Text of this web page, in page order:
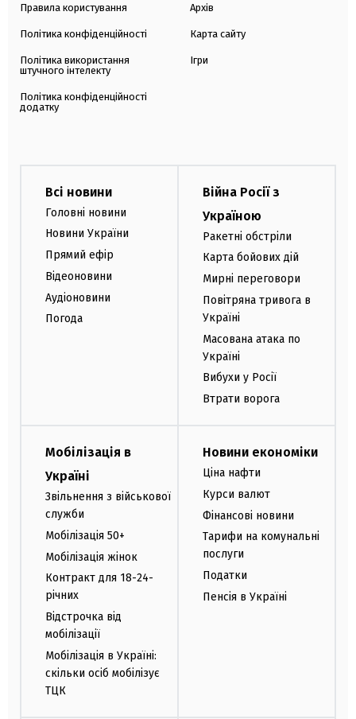
Правила користування
Політика конфіденційності
Політика використання
штучного інтелекту
Політика конфіденційності
додатку
Архів
Карта сайту
Ігри
Всі новини
Головні новини
Новини України
Прямий ефір
Відеоновини
Аудіоновини
Погода
Війна Росії з
Україною
Ракетні обстріли
Карта бойових дій
Мирні переговори
Повітряна тривога в
Україні
Масована атака по
Україні
Вибухи у Росії
Втрати ворога
Мобілізація в
Україні
Звільнення з військової
служби
Мобілізація 50+
Мобілізація жінок
Контракт для 18-24-
річних
Відстрочка від
мобілізації
Мобілізація в Україні:
скільки осіб мобілізує
ТЦК
Новини економіки
Ціна нафти
Курси валют
Фінансові новини
Тарифи на комунальні
послуги
Податки
Пенсія в Україні